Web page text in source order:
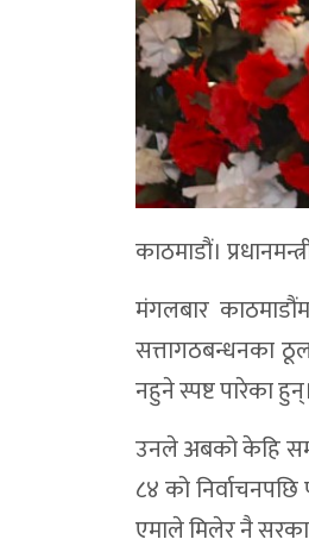
काठमाडौं।
मंगलबार
सत्तागठबन्धनका
नहुने स्पष्ट पारेका हुन्।
उनले अबको केहि
८४ को
एमाले मिलेर नै